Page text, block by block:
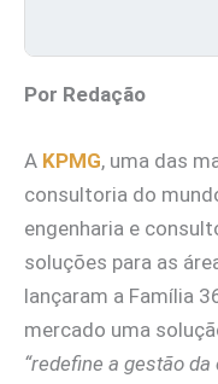
Por Redação
A KPMG, uma das
consultoria do
engenharia e
soluções para as
lançaram a Família
mercado uma
“redefine a gestão